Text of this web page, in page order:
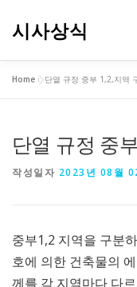
시사상식
Home »단열 규정 중부 1,2,지역
단열 규정 중
작성일자 2023년 08월
중부1,2 지역을 구분
호에 의한 건축물의
께를 각 지역마다 다